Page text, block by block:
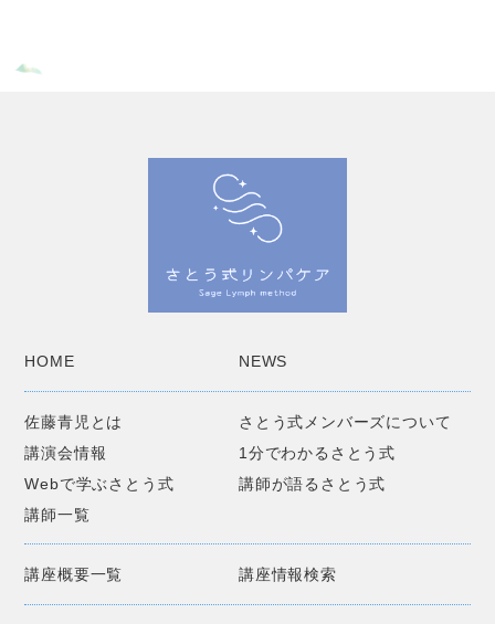
HOME NEWS
佐藤青児とは
さとう式メンバーズについて
講演会情報
1分でわかるさとう式
Webで学ぶさとう式
講師が語るさとう式
講師一覧
講座概要一覧 講座情報検索